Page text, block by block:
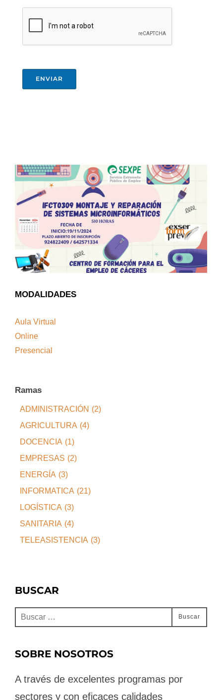
ENVIAR
MODALIDADES
Aula Virtual
Online
Presencial
Ramas
ADMINISTRACIÓN (2)
AGRICULTURA (4)
DOCENCIA (1)
EMPRESAS (2)
ENERGÍA (3)
INFORMATICA (21)
LOGÍSTICA (3)
SANITARIA (4)
TELEASISTENCIA (3)
BUSCAR
Buscar: Buscar
SOBRE NOSOTROS
A través de excelentes programas por
sectores y con eficaces calidades